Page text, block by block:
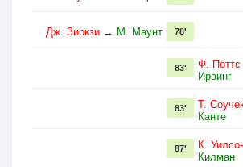
Дж. Зиркзи → М. Маунт 78'
Ф. Поттс
Ирвинг
83'
Т.
Канте
83'
К.
Килман
87'